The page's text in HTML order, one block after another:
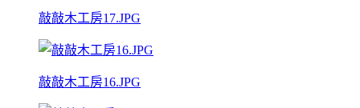
敲敲木工房17.JPG
敲敲木工房16.JPG